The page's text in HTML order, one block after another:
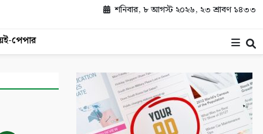
শনিবার, ৮ আগস্ট ২০২৬, ২৩ শ্রাবণ ১৪৩৩
ই-পেপার